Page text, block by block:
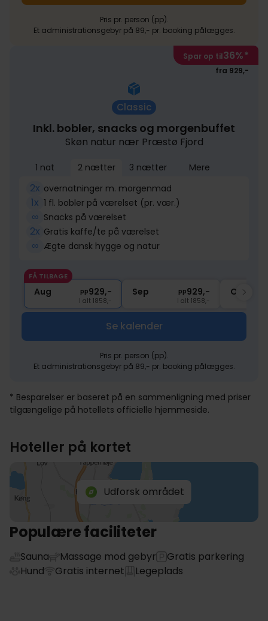
Pris pr. person (pp).
Et administrationsgebyr på 89,- pr. booking pålægges.
Spar op til36%*
fra 929,-
Classic
Inkl. bobler, snacks og morgenbuffet
Skøn natur nær Præstø Fjord
1 nat 2 nætter 3 nætter Mere
2x overnatninger m. morgenmad
1x 1 fl. bobler på værelset (pr. vær.)
∞ Snacks på værelset
2x Gratis kaffe/te på værelset
∞ Ægte dansk hygge og natur
FÅ TILBAGE
Aug pp929,-
I alt 1858,-
Sep pp929,-
I alt 1858,-
Okt
Se kalender
Pris pr. person (pp).
Et administrationsgebyr på 89,- pr. booking pålægges.
* Besparelser er baseret på en sammenligning med priser
tilgængelige på hotellets officielle hjemmeside.
Hoteller på kortet
Udforsk området
Populære faciliteter
Sauna Massage mod gebyr
Gratis parkering
Hund
Gratis internet Legeplads